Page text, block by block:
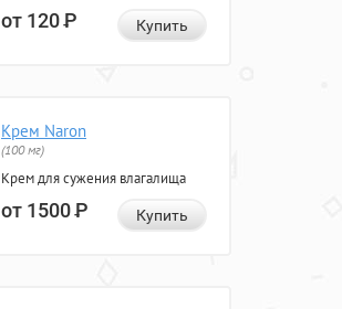
от 120Р Купить
Крем Naron
(100 мг)
Крем для сужения влагалища
от 1500Р Купить